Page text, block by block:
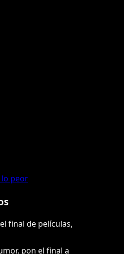
peor
final de películas,
pon el final a